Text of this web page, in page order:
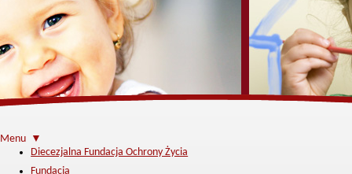
Menu ▼
Diecezjalna Fundacja Ochrony Życia
Fundacja